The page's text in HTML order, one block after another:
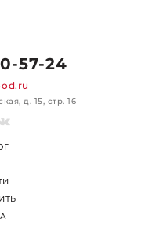
57-24
д. 15, стр. 16